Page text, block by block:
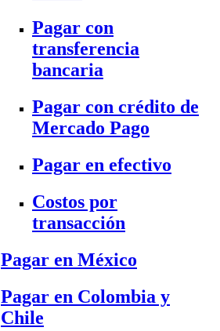
Pagar con
transferencia
bancaria
Pagar con crédito de
Mercado Pago
Pagar en efectivo
Costos por
transacción
Pagar en México
Pagar en Colombia y
Chile